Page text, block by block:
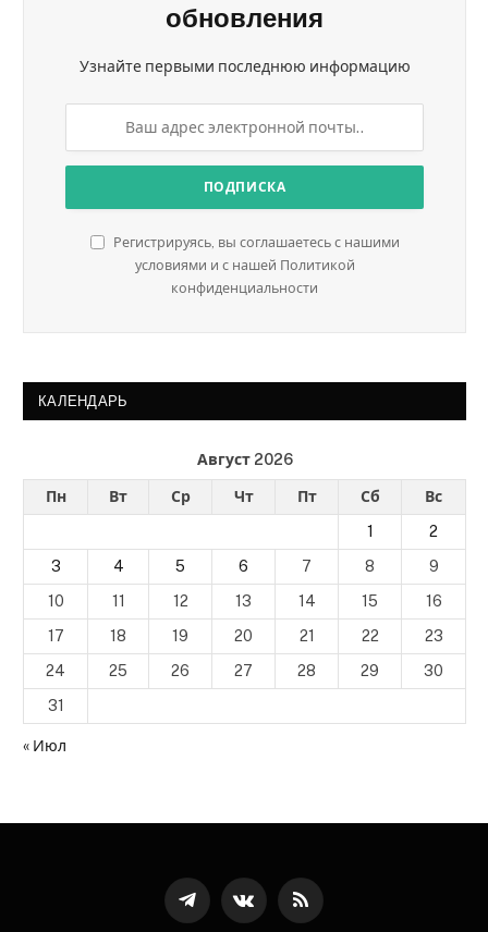
обновления
Узнайте первыми последнюю информацию
Регистрируясь, вы соглашаетесь с нашими
условиями и с нашей Политикой
конфиденциальности
КАЛЕНДАРЬ
Август 2026
Пн Вт Ср Чт Пт Сб
Вс
1
2
3
4 5 6 7 8
9
10
11 12 13 14 15
16
17
18 19 20 21 22
23
24
25 26 27 28 29
30
31
« Июл
ТелеграммВКонтактеRSS-